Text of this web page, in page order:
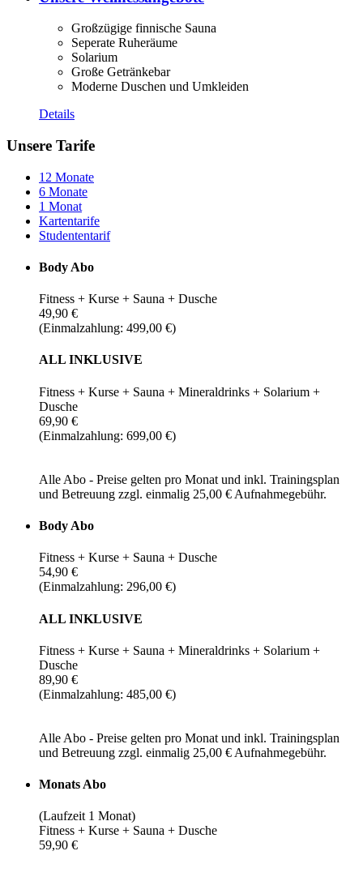
Großzügige finnische Sauna
Seperate Ruheräume
Solarium
Große Getränkebar
Moderne Duschen und Umkleiden
Details
Unsere Tarife
12 Monate
6 Monate
1 Monat
Kartentarife
Studententarif
Body Abo
Fitness + Kurse + Sauna + Dusche
49,90 €
(Einmalzahlung: 499,00 €)
ALL INKLUSIVE
Fitness + Kurse + Sauna + Mineraldrinks + Solarium +
Dusche
69,90 €
(Einmalzahlung: 699,00 €)
Alle Abo - Preise gelten pro Monat und inkl. Trainingsplan
und Betreuung zzgl. einmalig 25,00 € Aufnahmegebühr.
Body Abo
Fitness + Kurse + Sauna + Dusche
54,90 €
(Einmalzahlung: 296,00 €)
ALL INKLUSIVE
Fitness + Kurse + Sauna + Mineraldrinks + Solarium +
Dusche
89,90 €
(Einmalzahlung: 485,00 €)
Alle Abo - Preise gelten pro Monat und inkl. Trainingsplan
und Betreuung zzgl. einmalig 25,00 € Aufnahmegebühr.
Monats Abo
(Laufzeit 1 Monat)
Fitness + Kurse + Sauna + Dusche
59,90 €